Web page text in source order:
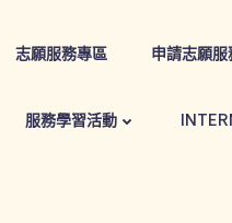
志願服務專區 申請志願
服務學習活動